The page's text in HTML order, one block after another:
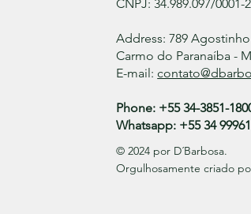
CNPJ: 34.989.097/0001-
Address: 789
Carmo do Paranaíba -
E-mail:
Phone: +55 34-3851-
Whatsapp: +55 34
© 2024 por D´Barbosa.
Orgulhosamente criado